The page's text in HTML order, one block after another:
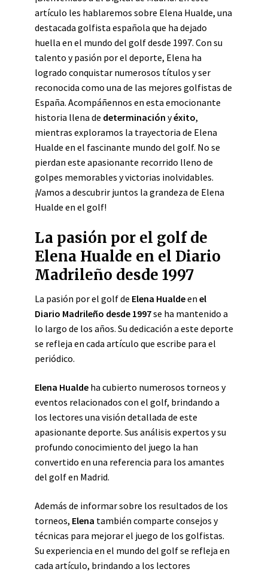
artículo les hablaremos sobre Elena Hualde, una
destacada golfista española que ha dejado
huella en el mundo del golf desde 1997. Con su
talento y pasión por el deporte, Elena ha
logrado conquistar numerosos títulos y ser
reconocida como una de las mejores golfistas de
España. Acompáñennos en esta emocionante
historia llena de determinación yéxito,
mientras exploramos la trayectoria de Elena
Hualde en el fascinante mundo del golf. No se
pierdan este apasionante recorrido lleno de
golpes memorables y victorias inolvidables.
¡Vamos a descubrir juntos la grandeza de Elena
Hualde en el golf!
La pasión por el golf de
Elena Hualde en el Diario
Madrileño desde 1997
La pasión por el golf de Elena Hualdeen el
Diario Madrileño desde 1997se ha mantenido a
lo largo de los años. Su dedicación a este deporte
se refleja en cada artículo que escribe para el
periódico.
Elena Hualde ha cubierto numerosos torneos y
eventos relacionados con el golf, brindando a
los lectores una visión detallada de este
apasionante deporte. Sus análisis expertos y su
profundo conocimiento del juego la han
convertido en una referencia para los amantes
del golf en Madrid.
Además de informar sobre los resultados de los
torneos, Elena también comparte consejos y
técnicas para mejorar el juego de los golfistas.
Su experiencia en el mundo del golf se refleja en
cada artículo, brindando a los lectores